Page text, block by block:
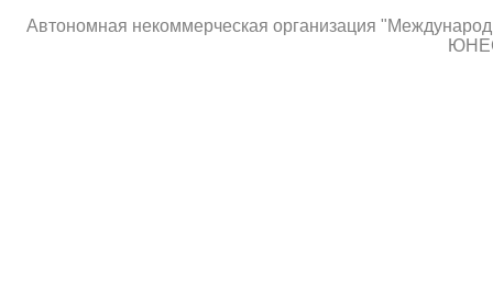
Автономная некоммерческая организация